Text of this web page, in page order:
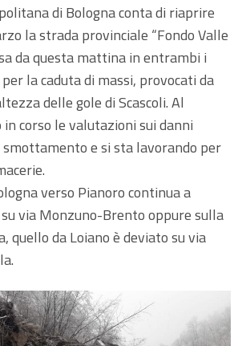
di Bologna conta di riaprire
la strada provinciale “Fondo Valle
da questa mattina in entrambi i
la caduta di massi, provocati da
delle gole di Scascoli. Al
corso le valutazioni sui danni
e si sta lavorando per
verso Pianoro continua a
via Monzuno-Brento oppure sulla
quello da Loiano è deviato su via